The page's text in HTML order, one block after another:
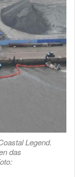
Legend.
das